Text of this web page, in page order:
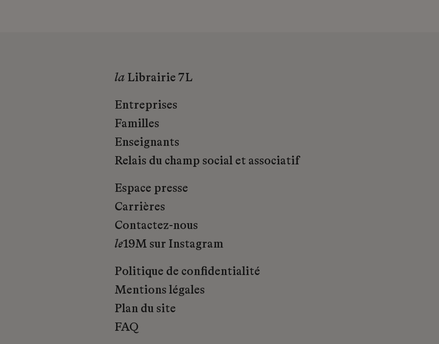
la Librairie 7L
Entreprises
Familles
Enseignants
Relais du champ social et associatif
Espace presse
Carrières
Contactez-nous
le19M sur Instagram
Politique de confidentialité
Mentions légales
Plan du site
FAQ